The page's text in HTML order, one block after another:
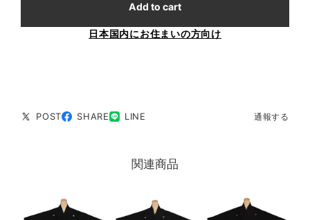
Add to cart
日本国内にお住まいの方向け
POST SHARE LINE 通報する
関連商品